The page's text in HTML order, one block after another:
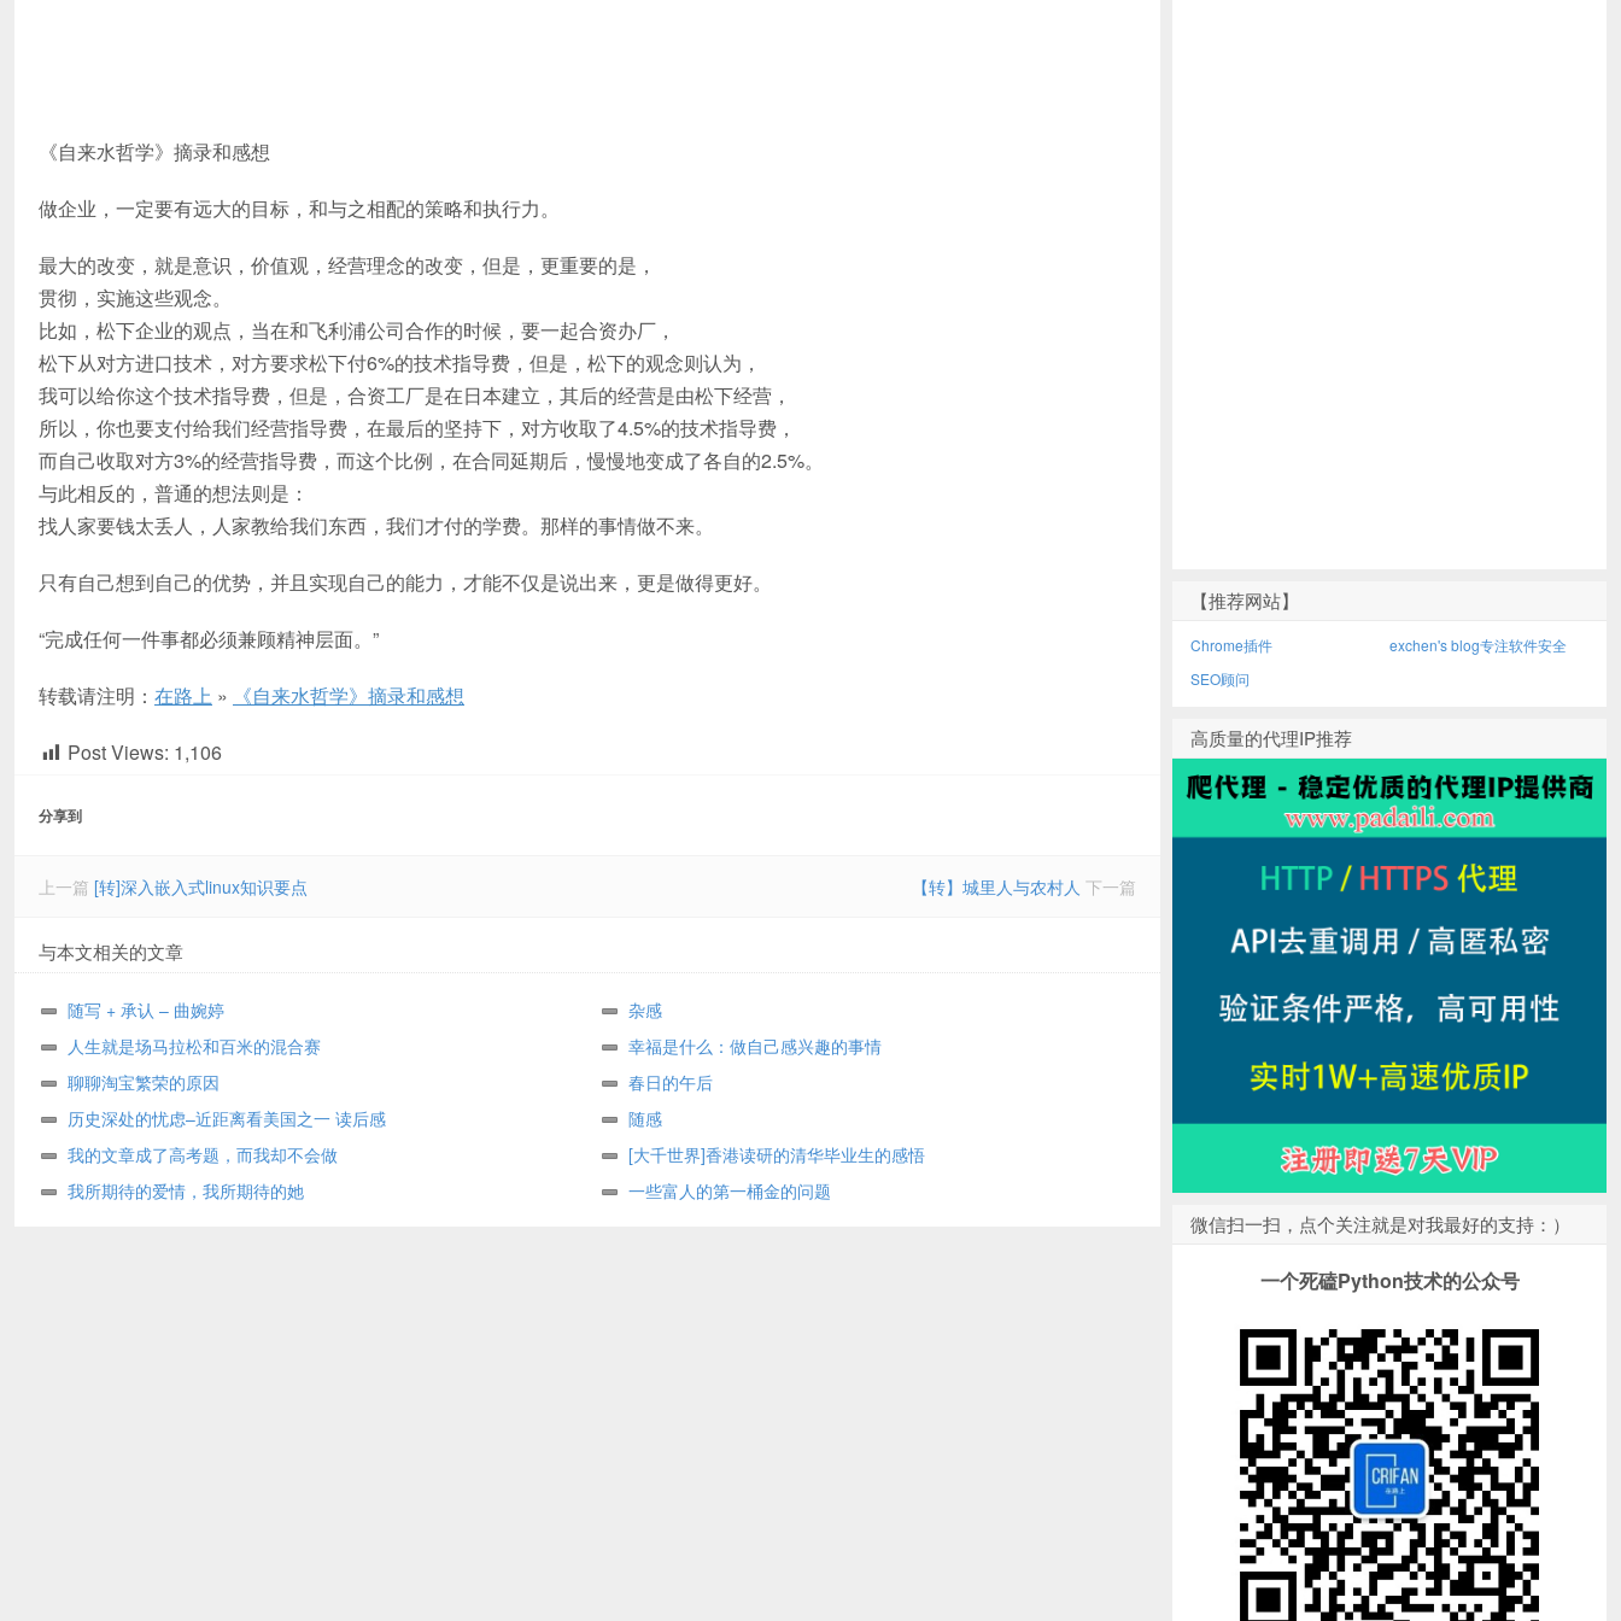
《自来水哲学》摘录和感想
做企业，一定要有远大的目标，和与之相配的策略和执行力。
最大的改变，就是意识，价值观，经营理念的改变，但是，更重要的是，
贯彻，实施这些观念。
比如，松下企业的观点，当在和飞利浦公司合作的时候，要一起合资办厂，
松下从对方进口技术，对方要求松下付6%的技术指导费，但是，松下的观念则认为，
我可以给你这个技术指导费，但是，合资工厂是在日本建立，其后的经营是由松下经营，
所以，你也要支付给我们经营指导费，在最后的坚持下，对方收取了4.5%的技术指导费，
而自己收取对方3%的经营指导费，而这个比例，在合同延期后，慢慢地变成了各自的2.5%。
与此相反的，普通的想法则是：
找人家要钱太丢人，人家教给我们东西，我们才付的学费。那样的事情做不来。
只有自己想到自己的优势，并且实现自己的能力，才能不仅是说出来，更是做得更好。
“完成任何一件事都必须兼顾精神层面。”
转载请注明： 在路上 » 《自来水哲学》摘录和感想
Post Views: 1,106
分享到
上一篇 [转]深入嵌入式linux知识要点 【转】城里人与农村人 下一篇
与本文相关的文章
随写 + 承认 – 曲婉婷
杂感
人生就是场马拉松和百米的混合赛
幸福是什么：做自己感兴趣的事情
聊聊淘宝繁荣的原因
春日的午后
历史深处的忧虑–近距离看美国之一 读后感
随感
我的文章成了高考题，而我却不会做
[大千世界]香港读研的清华毕业生的感悟
我所期待的爱情，我所期待的她
一些富人的第一桶金的问题
【推荐网站】
Chrome插件
exchen's blog专注软件安全
SEO顾问
高质量的代理IP推荐
微信扫一扫，点个关注就是对我最好的支持：）
一个死磕Python技术的公众号